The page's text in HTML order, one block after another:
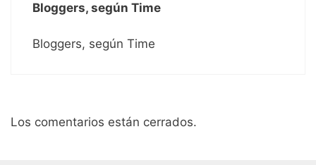
Bloggers, según Time
Bloggers, según Time
Los comentarios están cerrados.